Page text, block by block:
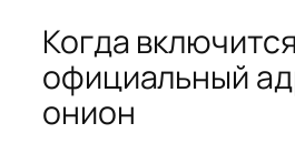
Когда включится
официальный
онион